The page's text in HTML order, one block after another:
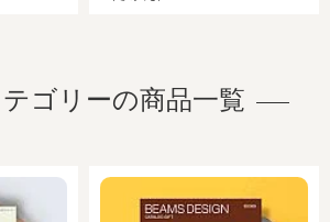
ゴリーの商品一覧